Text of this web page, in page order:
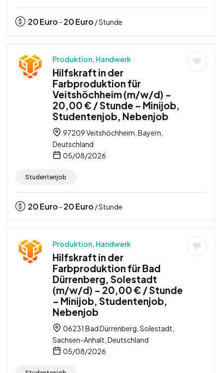
20Euro - 20Euro / Stunde
Produktion, Handwerk
Hilfskraft in der
Farbproduktion für
Veitshöchheim (m/w/d) –
20,00 € / Stunde – Minijob,
Studentenjob, Nebenjob
97209 Veitshöchheim, Bayern,
Deutschland
05/08/2026
Studentenjob
20Euro - 20Euro / Stunde
Produktion, Handwerk
Hilfskraft in der
Farbproduktion für Bad
Dürrenberg, Solestadt
(m/w/d) – 20,00 € / Stunde
– Minijob, Studentenjob,
Nebenjob
06231 Bad Dürrenberg, Solestadt,
Sachsen-Anhalt, Deutschland
05/08/2026